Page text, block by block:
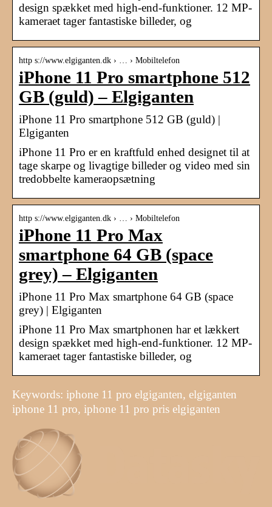
design spækket med high-end-funktioner. 12 MP-
kameraet tager fantastiske billeder, og
http s://www.elgiganten.dk › … › Mobiltelefon
iPhone 11 Pro smartphone 512
GB (guld) – Elgiganten
iPhone 11 Pro smartphone 512 GB (guld) |
Elgiganten
iPhone 11 Pro er en kraftfuld enhed designet til at
tage skarpe og livagtige billeder og video med sin
tredobbelte kameraopsætning
http s://www.elgiganten.dk › … › Mobiltelefon
iPhone 11 Pro Max
smartphone 64 GB (space
grey) – Elgiganten
iPhone 11 Pro Max smartphone 64 GB (space
grey) | Elgiganten
iPhone 11 Pro Max smartphonen har et lækkert
design spækket med high-end-funktioner. 12 MP-
kameraet tager fantastiske billeder, og
Keywords: iphone 11 pro elgiganten, elgiganten
iphone 11 pro, iphone 11 pro pris elgiganten